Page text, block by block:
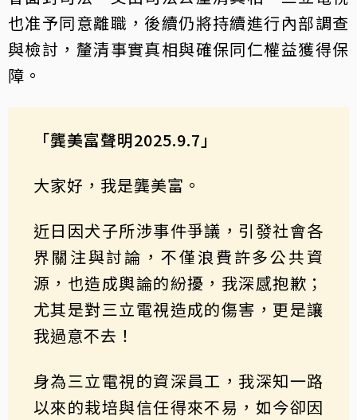
也准予同意離職，後續仍將持續進行內部調查
與檢討，釐清事實真相與確保同仁權益獲得保
障。
「龔美富聲明2025.9.7」
大家好，我是龔美富。
近日因犬子所涉事件爭議，引發社會各
界關注與討論，不僅浪費許多公共資
源，也造成輿論的紛擾，我深感抱歉；
尤其是對三立電視造成的傷害，更是讓
我過意不去！
身為三立電視的資深員工，我深知一路
以來的栽培與信任得來不易，如今卻因